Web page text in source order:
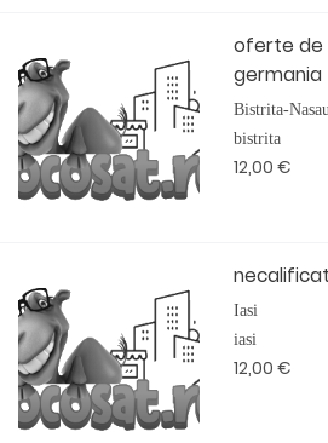
oferte de
germania
Bistrita-
bistrita
12,00 €
Iasi
iasi
12,00 €